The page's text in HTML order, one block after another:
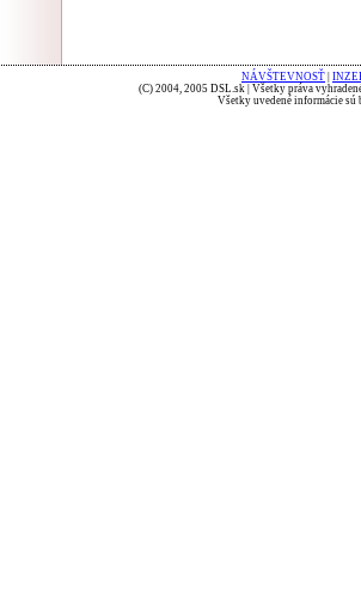
NÁVŠTEVNOSŤ
(C) 2004, 2005 DSL.sk | Všetky práva
Všetky uvedené informácie sú